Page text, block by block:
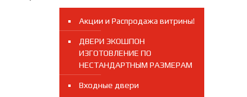
Акции и Распродажа витрины!
ДВЕРИ ЭКОШПОН
ИЗГОТОВЛЕНИЕ ПО
НЕСТАНДАРТНЫМ РАЗМЕРАМ
Входные двери